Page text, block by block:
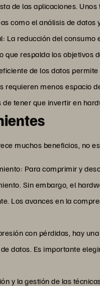
de las aplicaciones.
como el análisis de datos
La reducción del
que respalda los objetivos
de los datos
requieren menos espacio
tener que invertir en
muchos beneficios, no
Para comprimir y
Sin embargo, el
Los avances en la
con pérdidas, hay
datos. Es importante
y la gestión de las